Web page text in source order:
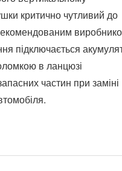
критично чутливий до
підключається
в ланцюзі
частин при заміні